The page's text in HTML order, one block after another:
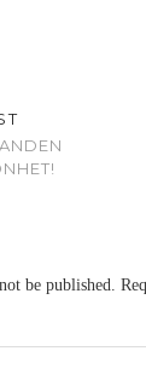
be published.